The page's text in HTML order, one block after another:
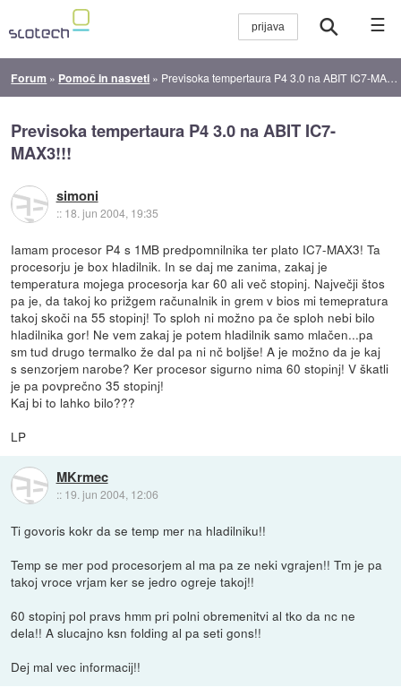
☰
Forum » Pomoč in nasveti » Previsoka tempertaura P4 3.0 na ABIT IC7-MAX3!!!
Previsoka tempertaura P4 3.0 na ABIT IC7-
MAX3!!!
simoni
:: 18. jun 2004, 19:35
Iamam procesor P4 s 1MB predpomnilnika ter plato IC7-MAX3! Ta
procesorju je box hladilnik. In se daj me zanima, zakaj je
temperatura mojega procesorja kar 60 ali več stopinj. Največji štos
pa je, da takoj ko prižgem računalnik in grem v bios mi temepratura
takoj skoči na 55 stopinj! To sploh ni možno pa če sploh nebi bilo
hladilnika gor! Ne vem zakaj je potem hladilnik samo mlačen...pa
sm tud drugo termalko že dal pa ni nč boljše! A je možno da je kaj
s senzorjem narobe? Ker procesor sigurno nima 60 stopinj! V škatli
je pa povprečno 35 stopinj!
Kaj bi to lahko bilo???
LP
MKrmec
:: 19. jun 2004, 12:06
Ti govoris kokr da se temp mer na hladilniku!!
Temp se mer pod procesorjem al ma pa ze neki vgrajen!! Tm je pa
takoj vroce vrjam ker se jedro ogreje takoj!!
60 stopinj pol pravs hmm pri polni obremenitvi al tko da nc ne
dela!! A slucajno ksn folding al pa seti gons!!
Dej mal vec informacij!!